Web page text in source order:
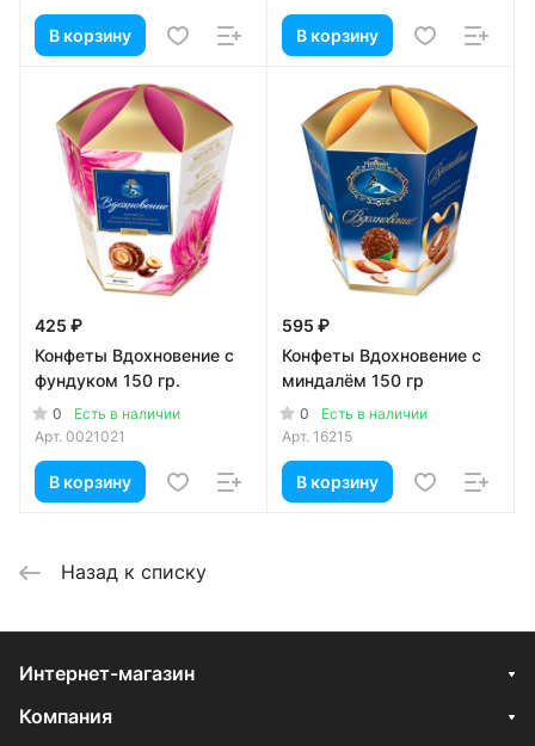
В корзину В корзину
425 ₽
Конфеты Вдохновение с
фундуком 150 гр.
0
Есть в наличии
Арт. 0021021
В корзину
595 ₽
Конфеты Вдохновение с
миндалём 150 гр
0
Есть в наличии
Арт. 16215
В корзину
Назад к списку
Интернет-магазин
Компания